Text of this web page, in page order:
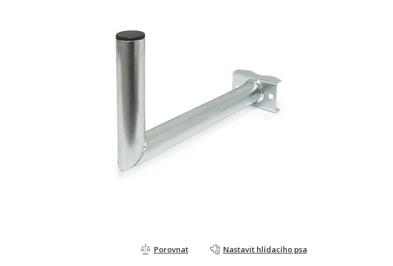
Porovnat Nastavit hlídacího psa